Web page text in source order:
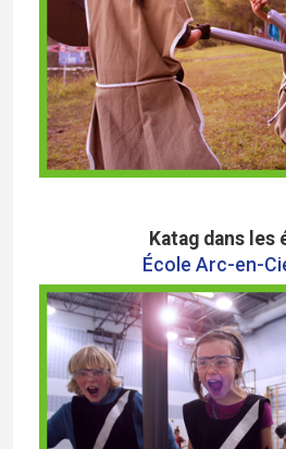
Katag dans les
École Arc-en-